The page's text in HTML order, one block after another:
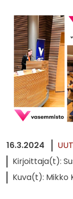
16.3.2024
Kirjoittaja(t):
Kuva(t): Mikko